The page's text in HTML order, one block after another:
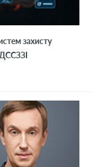
захисту